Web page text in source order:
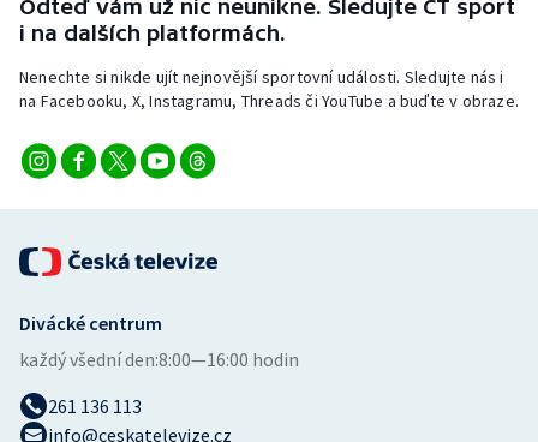
Odteď vám už nic neunikne. Sledujte ČT sport
i na dalších platformách.
Nenechte si nikde ujít nejnovější sportovní události. Sledujte nás i
na Facebooku, X, Instagramu, Threads či YouTube a buďte v obraze.
Divácké centrum
každý všední den:8:00—16:00 hodin
261 136 113
info@ceskatelevize.cz